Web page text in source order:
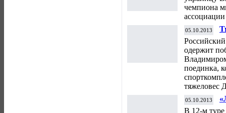
чемпиона
05.10.2013
одержит
поединка,
тяжеловес
05.10.2013
В 12-м